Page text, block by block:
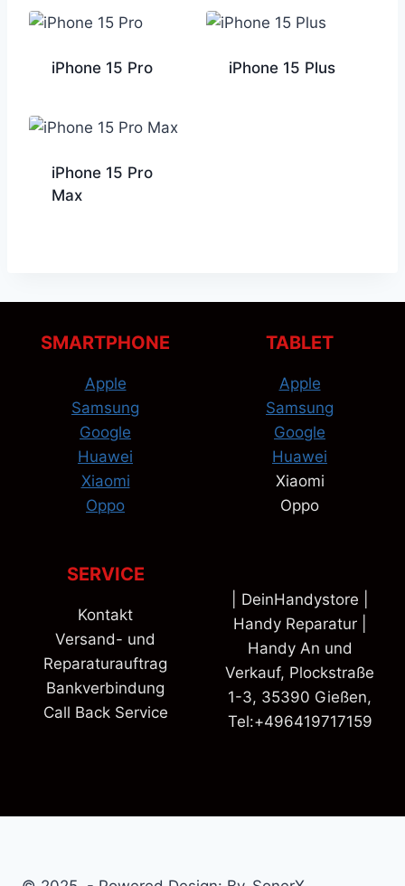
iPhone 15 Pro iPhone 15 Plus
iPhone 15 Pro
Max
SMARTPHONE
Apple
Samsung
Google
Huawei
Xiaomi
Oppo
TABLET
Apple
Samsung
Google
Huawei
Xiaomi
Oppo
SERVICE
Kontakt
Versand- und
Reparaturauftrag
Bankverbindung
Call Back Service
| DeinHandystore |
Handy Reparatur |
Handy An und
Verkauf, Plockstraße
1-3, 35390 Gießen,
Tel:+496419717159